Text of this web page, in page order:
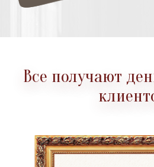
Все получают